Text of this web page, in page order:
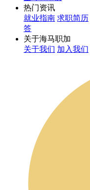
热门资讯
就业指南 求职简历
答
关于海马职加
关于我们 加入我们